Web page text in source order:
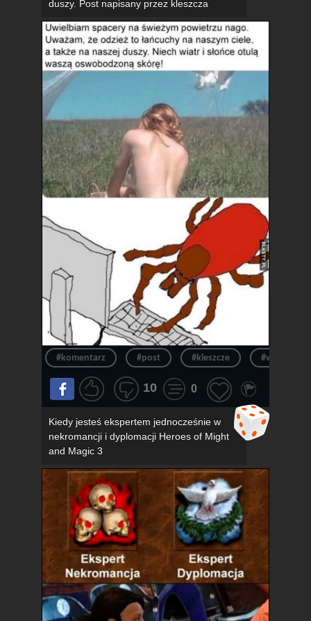
duszy. Post napisany przez kleszcza
#komentarz #post #kleszcze #wpis
10 0
Kiedy jesteś ekspertem jednocześnie w
nekromancji i dyplomacji Heroes of Might
and Magic 3